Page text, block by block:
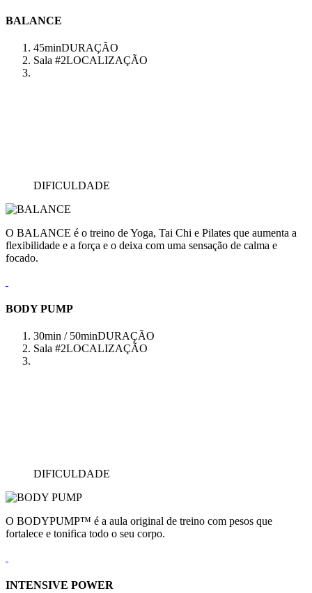
BALANCE
45minDURAÇÃO
Sala #2LOCALIZAÇÃO
DIFICULDADE
O BALANCE é o treino de Yoga, Tai Chi e Pilates que aumenta a
flexibilidade e a força e o deixa com uma sensação de calma e
focado.
BODY PUMP
30min / 50minDURAÇÃO
Sala #2LOCALIZAÇÃO
DIFICULDADE
O BODYPUMP™ é a aula original de treino com pesos que
fortalece e tonifica todo o seu corpo.
INTENSIVE POWER